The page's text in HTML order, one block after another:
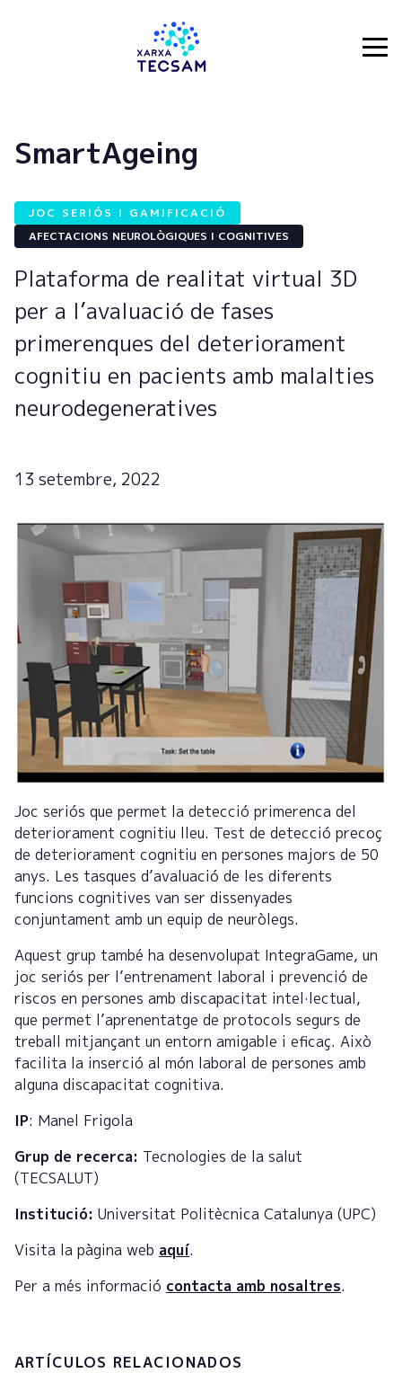
SmartAgeing
JOC SERIÓS I GAMIFICACIÓ
AFECTACIONS NEUROLÒGIQUES I COGNITIVES
Plataforma de realitat virtual 3D
per a l’avaluació de fases
primerenques del deteriorament
cognitiu en pacients amb malalties
neurodegeneratives
13 setembre, 2022
Joc seriós que permet la detecció primerenca del
deteriorament cognitiu lleu. Test de detecció precoç
de deteriorament cognitiu en persones majors de 50
anys. Les tasques d’avaluació de les diferents
funcions cognitives van ser dissenyades
conjuntament amb un equip de neuròlegs.
Aquest grup també ha desenvolupat IntegraGame, un
joc seriós per l’entrenament laboral i prevenció de
riscos en persones amb discapacitat intel·lectual,
que permet l’aprenentatge de protocols segurs de
treball mitjançant un entorn amigable i eficaç. Això
facilita la inserció al món laboral de persones amb
alguna discapacitat cognitiva.
IP: Manel Frigola
Grup de recerca: Tecnologies de la salut
(TECSALUT)
Institució: Universitat Politècnica Catalunya (UPC)
Visita la pàgina web aquí.
Per a més informació contacta amb nosaltres.
ARTÍCULOS RELACIONADOS